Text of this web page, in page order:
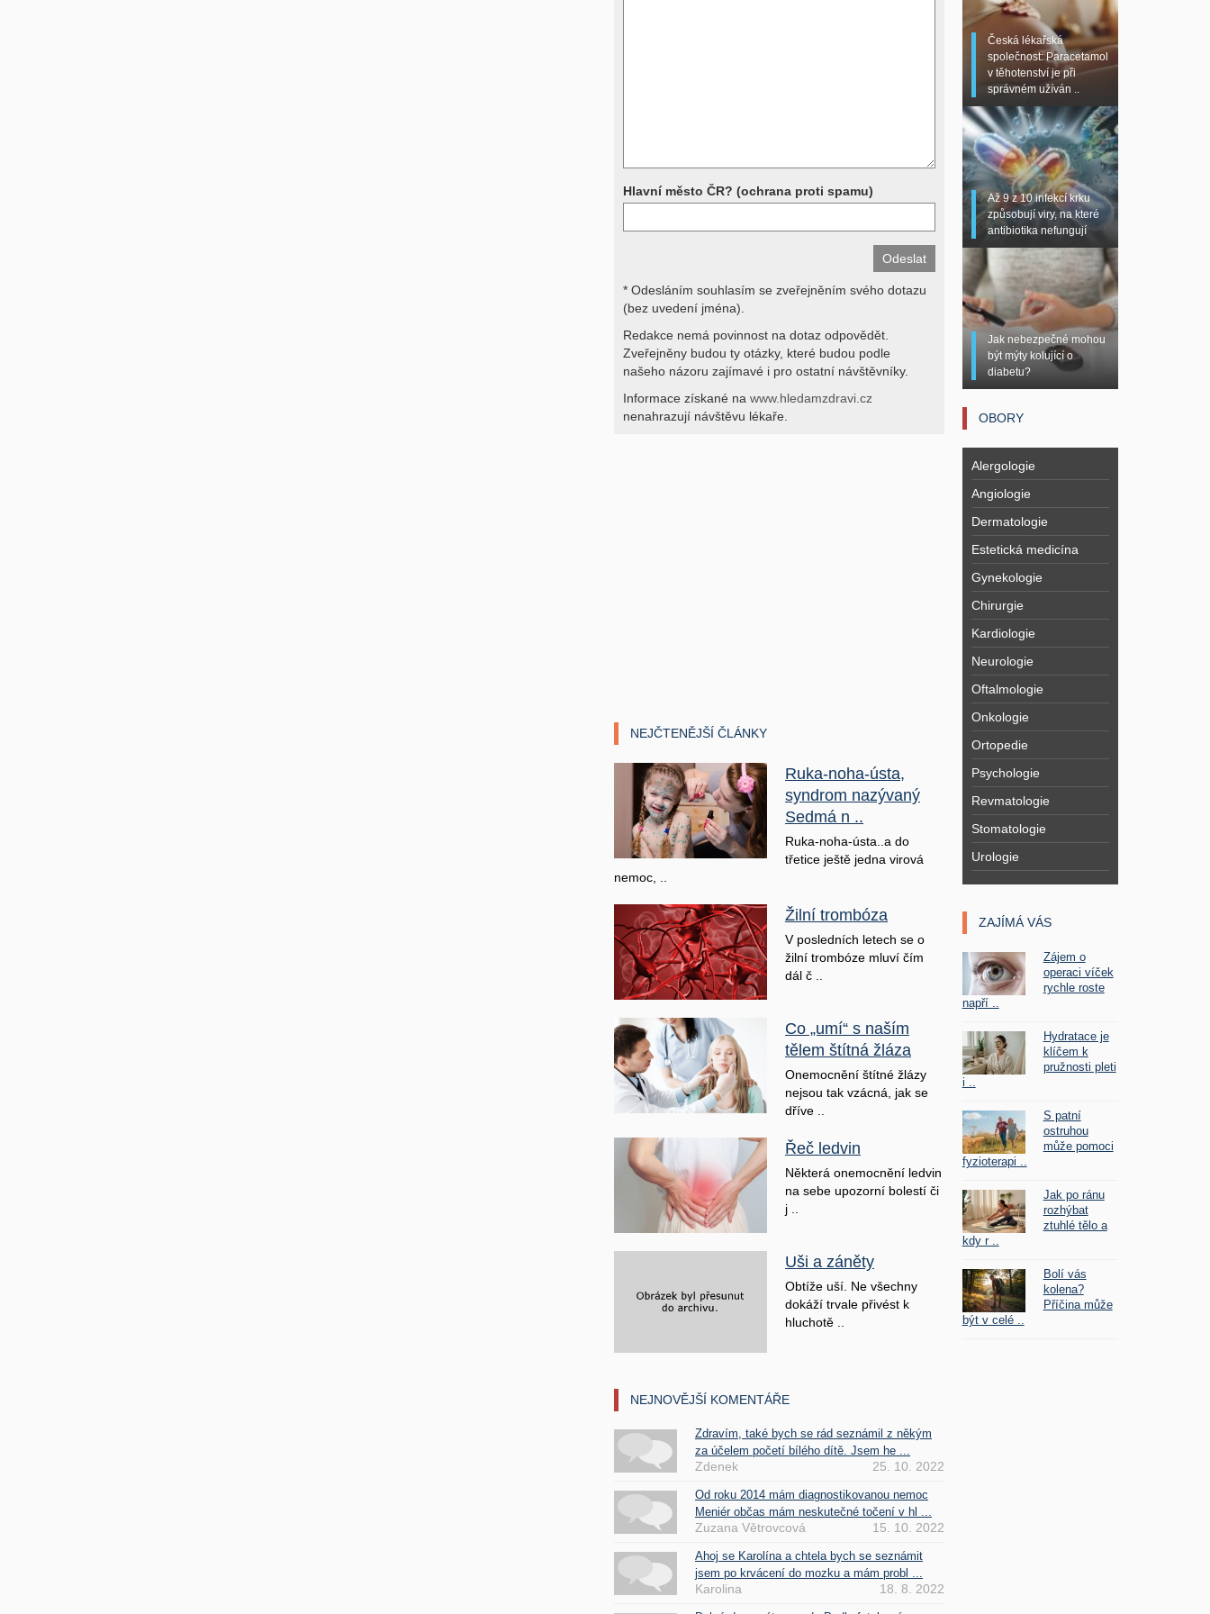
Děkujeme za pochopení
Hlavní město ČR? (ochrana proti spamu)
* Odesláním souhlasím se zveřejněním svého dotazu
(bez uvedení jména).
Redakce nemá povinnost na dotaz odpovědět.
Zveřejněny budou ty otázky, které budou podle
našeho názoru zajímavé i pro ostatní návštěvníky.
Informace získané na www.hledamzdravi.cz
nenahrazují návštěvu lékaře.
NEJČTENĚJŠÍ ČLÁNKY
Ruka-noha-ústa,
syndrom nazývaný
Sedmá n ..
Ruka-noha-ústa..a do
třetice ještě jedna virová
nemoc, ..
Žilní trombóza
V posledních letech se o
žilní trombóze mluví čím
dál č ..
Co „umí“ s naším
tělem štítná žláza
Onemocnění štítné žlázy
nejsou tak vzácná, jak se
dříve ..
Řeč ledvin
Některá onemocnění ledvin
na sebe upozorní bolestí či
j ..
Uši a záněty
Obtíže uší. Ne všechny
dokáží trvale přivést k
hluchotě ..
NEJNOVĚJŠÍ KOMENTÁŘE
Zdravím, také bych se rád seznámil z někým
za účelem početí bílého dítě. Jsem he ...
Zdenek 25. 10. 2022
Od roku 2014 mám diagnostikovanou nemoc
Meniér občas mám neskutečné točení v hl ...
Zuzana Větrovcová 15. 10. 2022
Ahoj se Karolína a chtela bych se seznámit
jsem po krvácení do mozku a mám probl ...
Karolina 18. 8. 2022
Česká lékařská
společnost: Paracetamol
v těhotenství je při
správném užíván ..
Až 9 z 10 infekcí krku
způsobují viry, na které
antibiotika nefungují
Jak nebezpečné mohou
být mýty kolující o
diabetu?
OBORY
Alergologie
Angiologie
Dermatologie
Estetická medicína
Gynekologie
Chirurgie
Kardiologie
Neurologie
Oftalmologie
Onkologie
Ortopedie
Psychologie
Revmatologie
Stomatologie
Urologie
ZAJÍMÁ VÁS
Zájem o
operaci víček
rychle roste
napří ..
Hydratace je
klíčem k
pružnosti pleti
i ..
S patní
ostruhou
může pomoci
fyzioterapi ..
Jak po ránu
rozhýbat
ztuhlé tělo a
kdy r ..
Bolí vás
kolena?
Příčina může
být v celé ..